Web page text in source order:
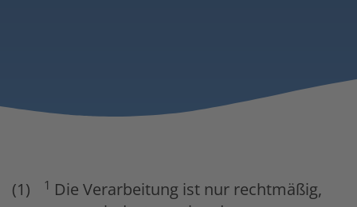
1 Die Verarbeitung ist nur rechtmäßig,